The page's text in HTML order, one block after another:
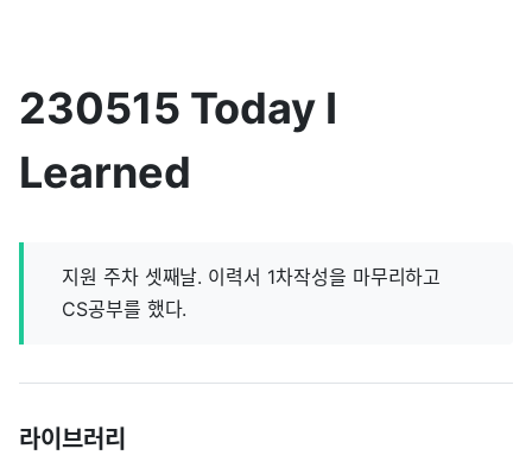
230515 Today I
Learned
지원 주차 셋째날. 이력서 1차작성을 마무리하고
CS공부를 했다.
라이브러리